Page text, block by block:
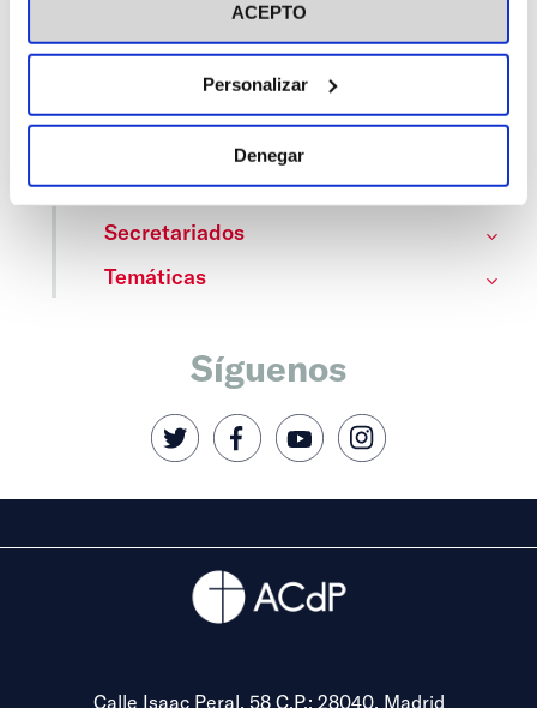
ACEPTO
Personalizar
Denegar
Categorías
Fiesta de la Resurrección
Secretariados
Temáticas
Síguenos
Calle Isaac Peral, 58 C.P.: 28040, Madrid